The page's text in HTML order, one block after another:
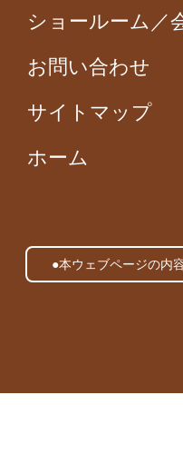
ショールーム／
お問い合わせ
サイトマップ
ホーム
●本ウェブページの内